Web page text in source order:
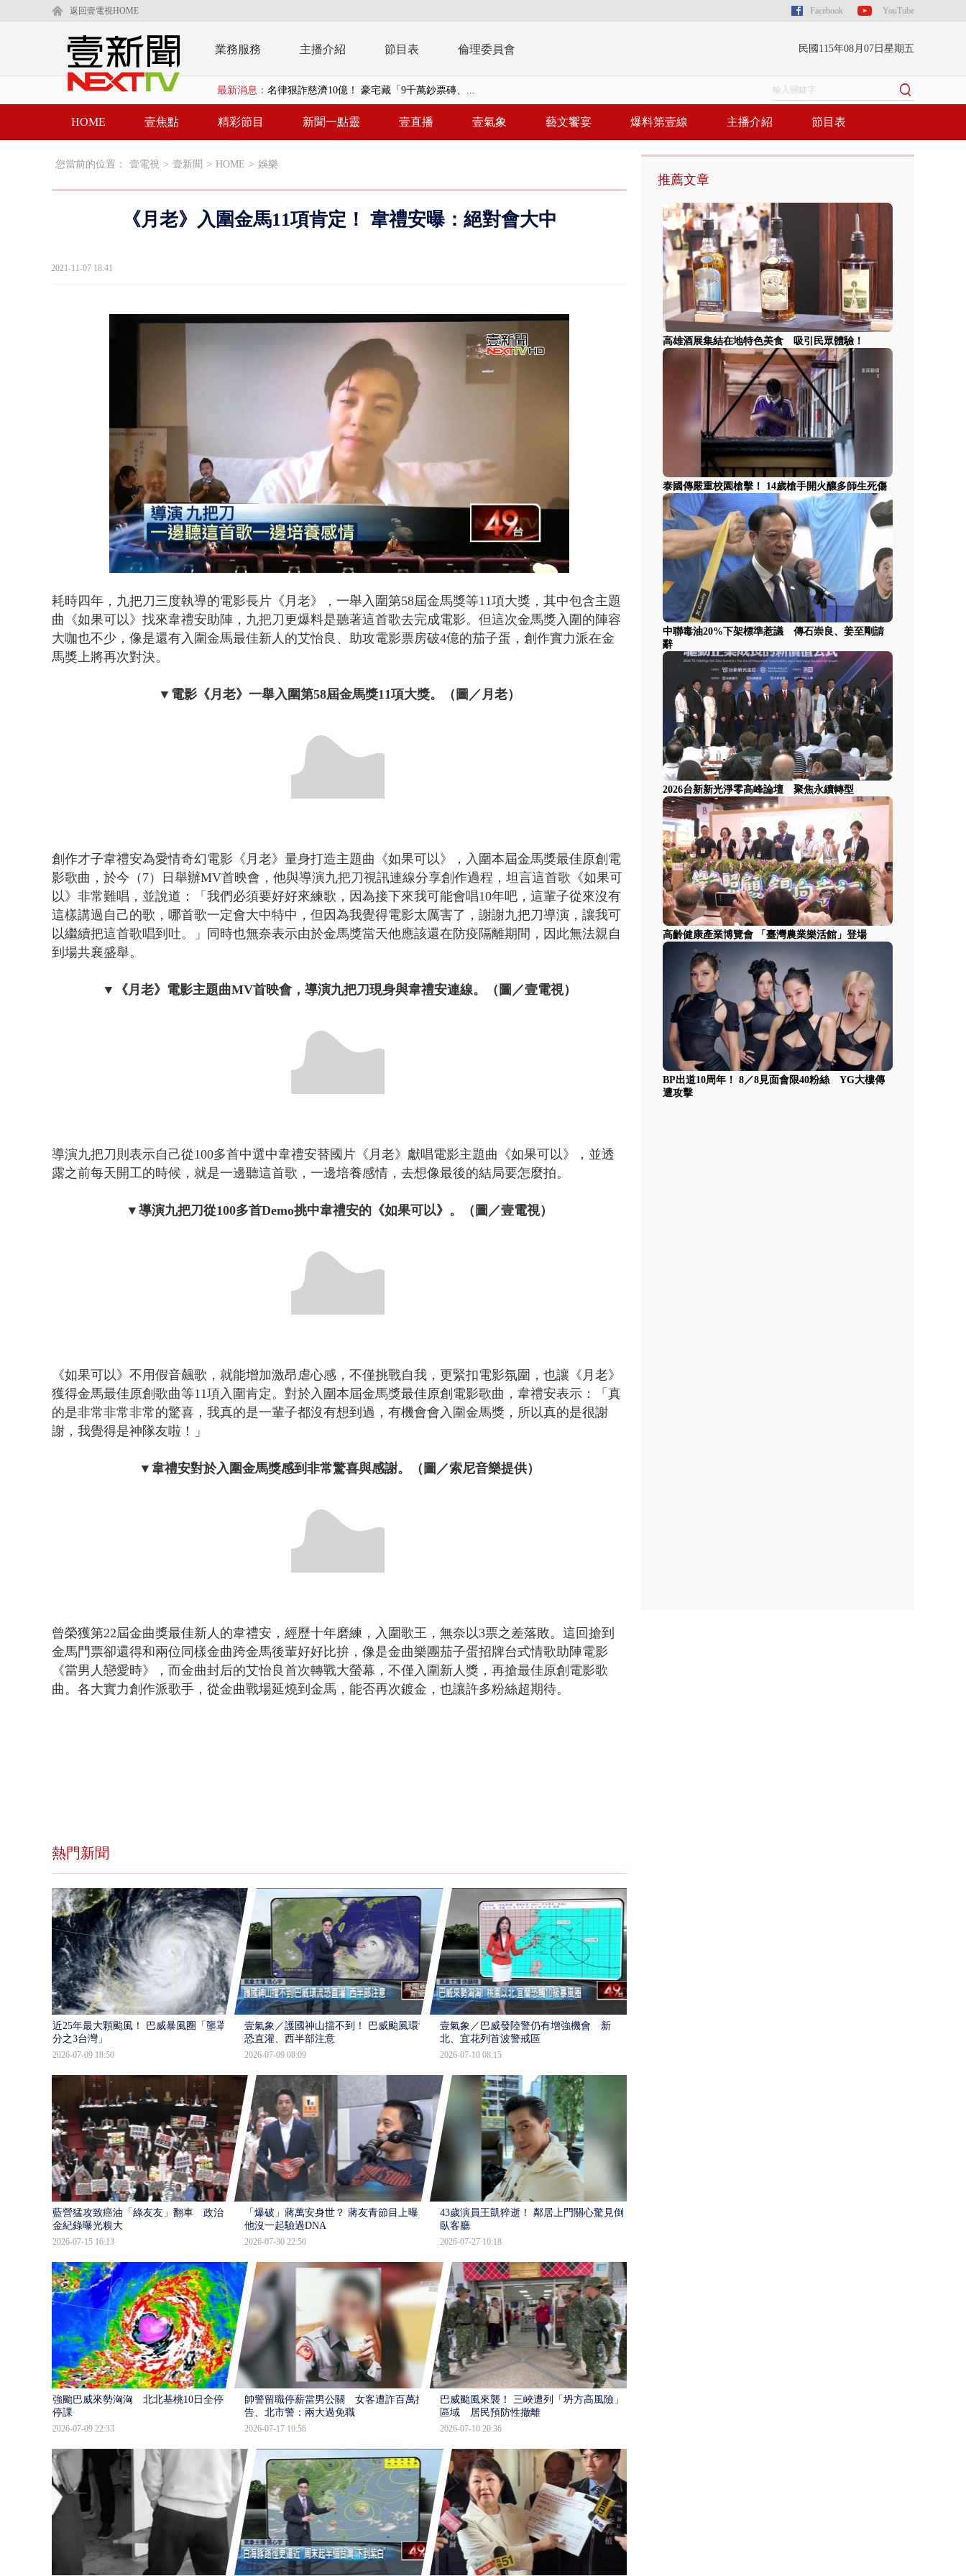
返回壹電視HOME Facebook YouTube
業務服務 主播介紹 節目表 倫理委員會 民國115年08月07日星期五
最新消息： 父親節限定！ 「一鴨三吃」、「客家攪福」...
白海豚海警！ 雨彈將炸台中以北 不排除明...
LaLaport天花板崩落「鷹架倒塌」砸傷嬤 客...
名律狠詐慈濟10億！ 豪宅藏「9千萬鈔票磚、...
HOME 壹焦點 精彩節目 新聞一點靈 壹直播 壹氣象 藝文饗宴 爆料第壹線 主播介紹 節目表
您當前的位置： 壹電視 > 壹新聞 > HOME > 娛樂
《月老》入圍金馬11項肯定！ 韋禮安曝：絕對會大中
2021-11-07 18:41
Unmute Loaded:
30.41%
耗時四年，九把刀三度執導的電影長片《月老》，一舉入圍第58屆金馬獎等11項大獎，其中包含主題
曲《如果可以》找來韋禮安助陣，九把刀更爆料是聽著這首歌去完成電影。但這次金馬獎入圍的陣容
大咖也不少，像是還有入圍金馬最佳新人的艾怡良、助攻電影票房破4億的茄子蛋，創作實力派在金
馬獎上將再次對決。
▼ 電影《月老》一舉入圍第58屆金馬獎11項大獎。（圖／月老）
創作才子韋禮安為愛情奇幻電影《月老》量身打造主題曲《如果可以》，入圍本屆金馬獎最佳原創電
影歌曲，於今（7）日舉辦MV首映會， 他與導演九把刀視訊連線分享創作過程，坦言這首歌《如果可
以》非常難唱，並說道：
「我們必須要好好來練歌，因為接下來我可能會唱10年吧，這輩子從來沒有
這樣講過自己的歌，哪首歌一定會大中特中，但因為我覺得電影太厲害了，謝謝九把刀導演，讓我可
以繼續把這首歌唱到吐。」
同時也無奈表示由於金馬獎當天他應該還在 防疫隔離期間，因此無法親自
到場共襄盛舉。
▼ 《月老》電影主題曲MV首映會，導演九把刀現身與韋禮安連線。（圖／壹電視）
導演九把刀則表示自己從100多首中選中韋禮安替國片《月老》獻唱電影主題曲《如果可以》，並透
露之前每天開工的時候，就是一邊聽這首歌，一邊培養感情，去想像最後的結局要怎麼拍。
▼導演九把刀從100多首Demo挑中韋禮安的《如果可以》。（圖／壹電視）
《如果可以》 不用假音飆歌，就能增加激昂虐心感， 不僅挑戰自我， 更緊扣電影氛圍， 也讓《月老》
獲得金馬最佳原創歌曲等11項入圍肯定。對於入圍本屆金馬獎最佳原創電影歌曲 ，韋禮安表示：「 真
的是非常非常非常的驚喜， 我真的是一輩子都沒有想到過， 有機會會入圍金馬獎， 所以真的是很謝
謝， 我覺得是神隊友啦！」
▼韋禮安對於入圍金馬獎感到非常驚喜與感謝。（圖／索尼音樂提供）
曾榮獲第22屆金曲獎最佳新人的韋禮安，經歷十年磨練， 入圍歌王， 無奈以3票之差落敗。 這回搶到
金馬門票卻還得和兩位 同樣金曲跨金馬後輩好好比拚，像是金曲樂團茄子蛋招牌台式情歌助陣電影
《當男人戀愛時》，而金曲封后的艾怡良首次轉戰大螢幕， 不僅入圍新人獎， 再搶最佳原創電影歌
曲。 各大實力創作派歌手， 從金曲戰場延燒到金馬， 能否再次鍍金， 也讓許多粉絲超期待。
熱門新聞
近25年最大顆颱風！ 巴威暴風圈「壟罩4
分之3台灣」
2026-07-09 18:50
壹氣象／護國神山擋不到！ 巴威颱風環流
恐直灌、西半部注意
2026-07-09 08:09
壹氣象／巴威發陸警仍有增強機會 新
北、宜花列首波警戒區
2026-07-10 08:15
藍營猛攻致癌油「綠友友」翻車 政治獻
金紀錄曝光糗大
2026-07-15 16:13
「爆破」蔣萬安身世？ 蔣友青節目上曝：
他沒一起驗過DNA
2026-07-30 22:50
43歲演員王凱猝逝！ 鄰居上門關心驚見倒
臥客廳
2026-07-27 10:18
強颱巴威來勢洶洶 北北基桃10日全停班
停課
2026-07-09 22:33
帥警留職停薪當男公關 女客遭詐百萬提
告、北市警：兩大過免職
2026-07-17 10:56
巴威颱風來襲！ 三峽遭列「坍方高風險」
區域 居民預防性撤離
2026-07-10 20:36
推薦文章
高雄酒展集結在地特色美食 吸引民眾體驗！
泰國傳嚴重校園槍擊！ 14歲槍手開火釀多師生死傷
中聯毒油20%下架標準惹議 傳石崇良、姜至剛請
辭
2026台新新光淨零高峰論壇 聚焦永續轉型
高齡健康產業博覽會 「臺灣農業樂活館」登場
BP出道10周年！ 8／8見面會限40粉絲 YG大樓傳
遭攻擊